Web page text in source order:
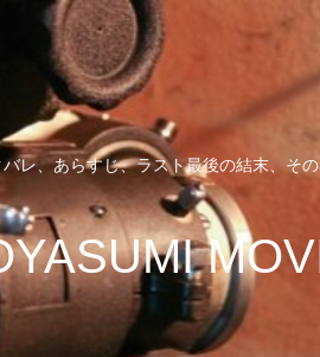
レ、あらすじ、ラスト最後の結末、その